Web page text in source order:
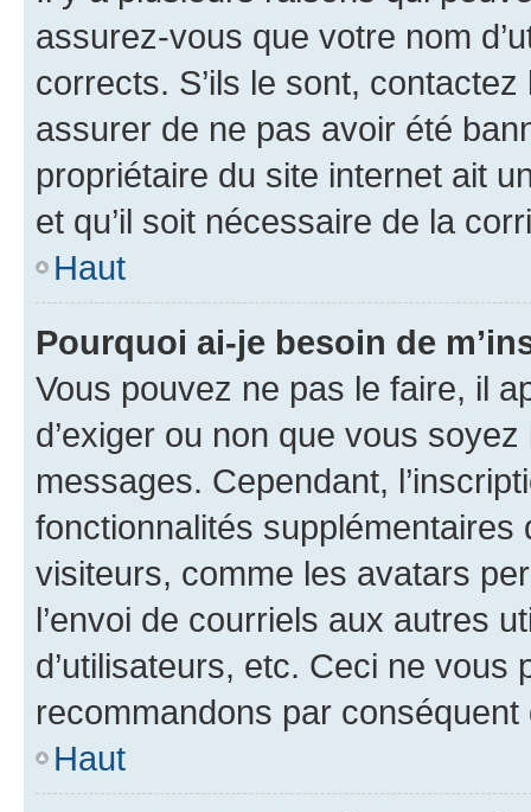
assurez-vous que votre nom
corrects. S’ils le sont,
assurer de ne pas avoir été
propriétaire du site internet ait
et qu’il soit nécessaire de la
Haut
Pourquoi ai-je besoin de
Vous pouvez ne pas le faire, il
d’exiger ou non que vous
messages. Cependant,
fonctionnalités
visiteurs, comme les avatars
l’envoi de courriels aux autres
d’utilisateurs, etc. Ceci ne vous
recommandons par conséquent
Haut